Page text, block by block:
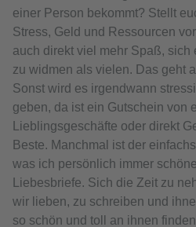
einer Person bekommt? Stellt
Stress, Geld und Ressourcen
auch direkt viel mehr Spaß,
zu widmen als vielen. Das geht
Sonst wird es irgendwann
geben, da ist ein Gutschein von
Lieblingsgeschäfte oder direkt
Beste. Manchmal ist der
was ich persönlich immer
Liebesbriefe. Sich die Zeit zu
wir lieben, zu schreiben und
so schön und toll an ihnen